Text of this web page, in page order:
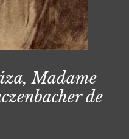
Madame
de